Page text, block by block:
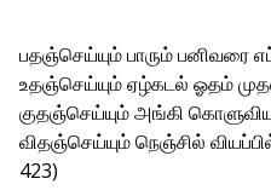
பதஞ்செய்யும் பாரும் பனிவரை
உதஞ்செய்யும் ஏழ்கடல் ஓதம்
குதஞ்செய்யும் அங்கி
விதஞ்செய்யும் நெஞ்சில்
423)